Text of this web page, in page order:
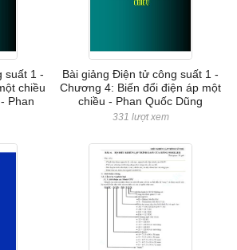
suất 1 -
chiều
Phan
Bài giảng Điện tử công suất 1 -
Chương 4: Biến đổi điện áp một
chiều - Phan Quốc Dũng
331 lượt xem